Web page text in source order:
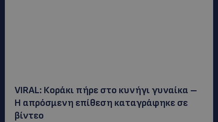
VIRAL: Κοράκι πήρε στο κυνήγι γυναίκα –
Η απρόσμενη επίθεση καταγράφηκε σε
βίντεο